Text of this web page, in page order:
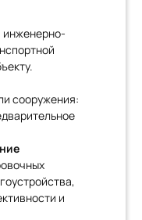
инженерно-
сооружения:
и